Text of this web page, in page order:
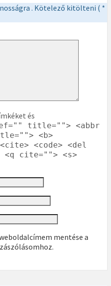
. Kötelező kitölteni ( *
és
title=""> <abbr
<b>
<code> <del
<q cite=""> <s>
mentése a